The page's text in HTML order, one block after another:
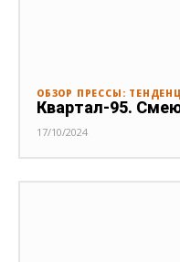
ОБЗОР ПРЕССЫ:
Квартал-95.
17/10/2024